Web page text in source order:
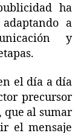
ha
a
y
el día a día
precursor
que al sumar
el mensaje